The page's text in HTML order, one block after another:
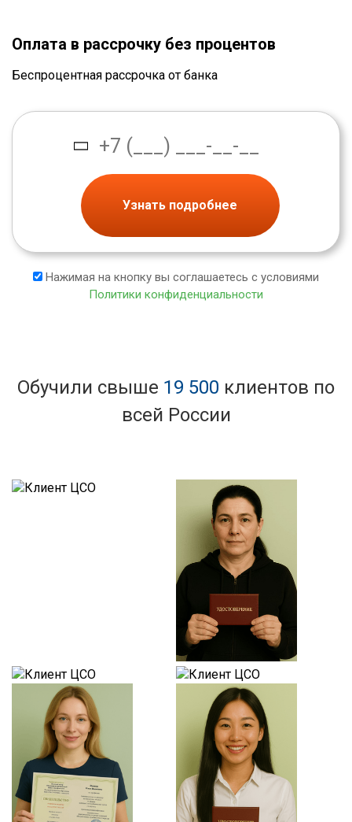
Оплата в рассрочку без процентов
Беспроцентная рассрочка от банка
Узнать подробнее
Нажимая на кнопку вы соглашаетесь с условиями
Политики конфиденциальности
Обучили свыше 19 500 клиентов по
всей России